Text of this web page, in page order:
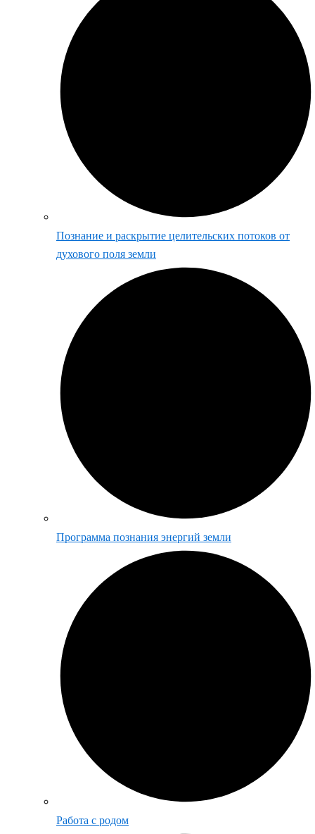
Познание и раскрытие целительских потоков от
духового поля земли
Программа познания энергий земли
Работа с родом